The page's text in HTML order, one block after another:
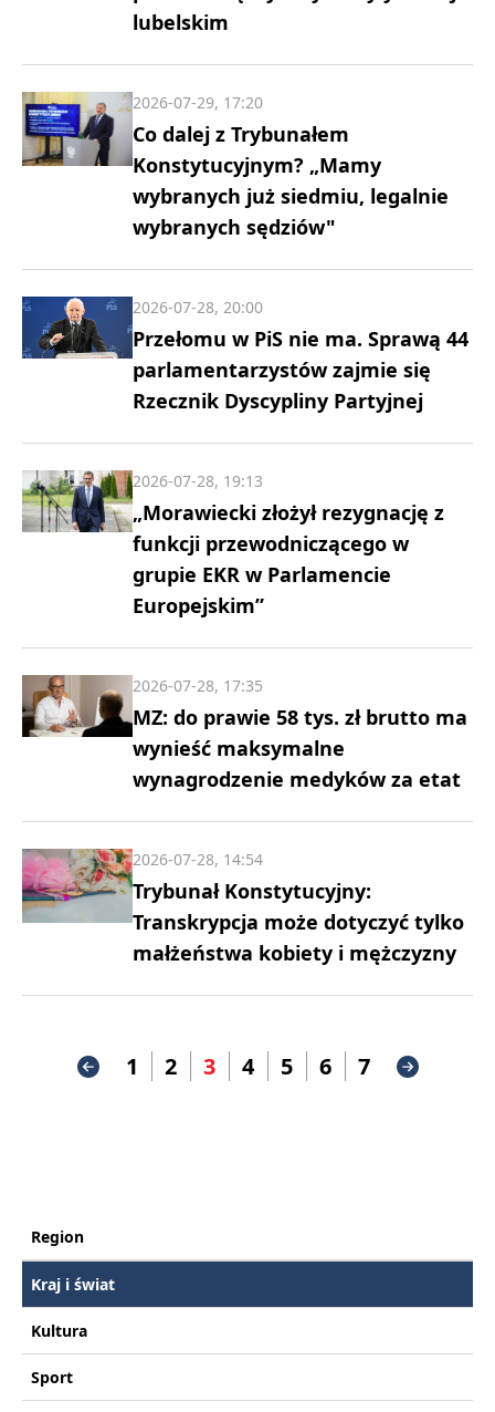
lubelskim
Co dalej z Trybunałem
Konstytucyjnym? „Mamy
wybranych już siedmiu, legalnie
wybranych sędziów"
2026-07-29, 17:20
Przełomu w PiS nie ma. Sprawą 44
parlamentarzystów zajmie się
Rzecznik Dyscypliny Partyjnej
2026-07-28, 20:00
„Morawiecki złożył rezygnację z
funkcji przewodniczącego w
grupie EKR w Parlamencie
Europejskim”
2026-07-28, 19:13
MZ: do prawie 58 tys. zł brutto ma
wynieść maksymalne
wynagrodzenie medyków za etat
2026-07-28, 17:35
Trybunał Konstytucyjny:
Transkrypcja może dotyczyć tylko
małżeństwa kobiety i mężczyzny
2026-07-28, 14:54
1 2 3 4 5 6 7
Region
Kraj i świat
Kultura
Sport